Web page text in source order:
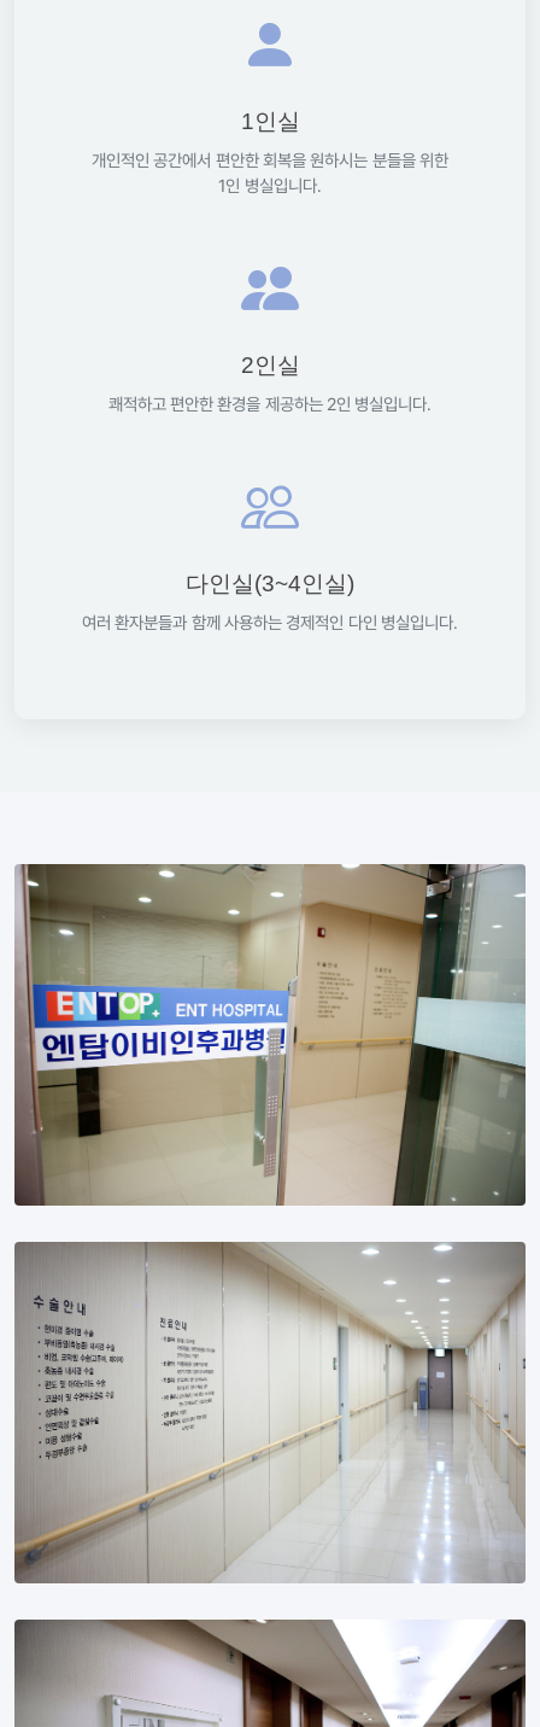
1인실
개인적인 공간에서 편안한 회복을 원하시는 분들을 위한
1인 병실입니다.
2인실
쾌적하고 편안한 환경을 제공하는 2인 병실입니다.
다인실(3~4인실)
여러 환자분들과 함께 사용하는 경제적인 다인 병실입니다.